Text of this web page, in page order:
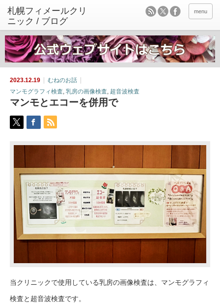
menu
2023.12.19
むねのお話
マンモグラフィ検査, 乳房の画像検査, 超音波検査
マンモとエコーを併用で
当クリニックで使用している乳房の画像検査は、マンモグラフィ
検査と超音波検査です。